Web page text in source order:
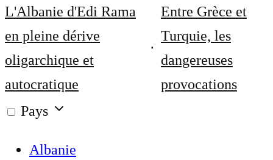
L'Albanie d'Edi Rama
en pleine dérive
oligarchique et
autocratique
Entre Grèce et
Turquie, les
dangereuses
provocations
Pays
Albanie